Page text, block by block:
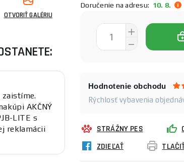
OTVORIŤ GALÉRIU
AKČNÝ
LITE s
reklamácii
Doručenie na adresu: 10. 8.
Hodnotenie obchodu
Rýchlosť vybavenia
STRÁŽNY PES
ZDIEĽAŤ